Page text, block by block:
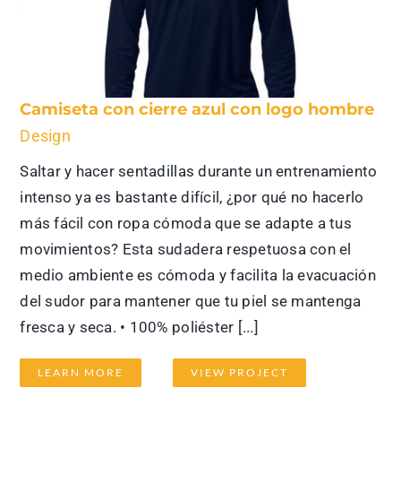
Camiseta con cierre azul con logo hombre
Design
Saltar y hacer sentadillas durante un entrenamiento
intenso ya es bastante difícil, ¿por qué no hacerlo
más fácil con ropa cómoda que se adapte a tus
movimientos? Esta sudadera respetuosa con el
medio ambiente es cómoda y facilita la evacuación
del sudor para mantener que tu piel se mantenga
fresca y seca. • 100% poliéster [...]
LEARN MORE VIEW PROJECT